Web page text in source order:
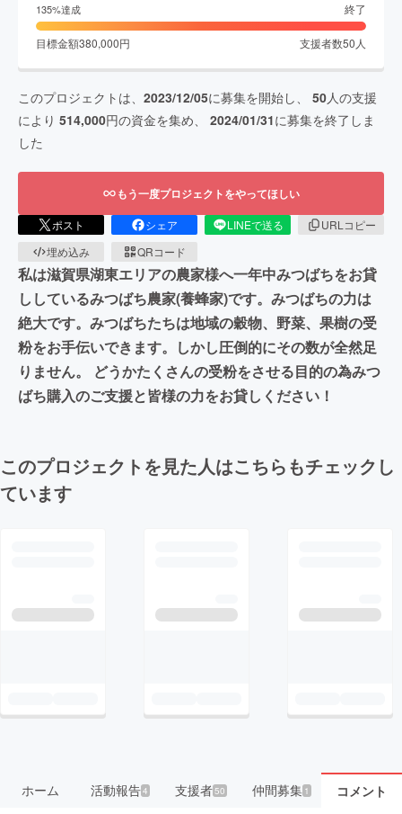
135%達成 終了
目標金額380,000円 支援者数50人
このプロジェクトは、 2023/12/05に募集を開始し、 50人の支援
により 514,000円の資金を集め、 2024/01/31に募集を終了しま
した
もう一度プロジェクトをやってほしい
ポスト シェア LINEで送る
URLコピー
埋め込み
QRコード
私は滋賀県湖東エリアの農家様へ一年中みつばちをお貸
ししているみつばち農家(養蜂家)です。みつばちの力は
絶大です。みつばちたちは地域の穀物、野菜、果樹の受
粉をお手伝いできます。しかし圧倒的にその数が全然足
りません。 どうかたくさんの受粉をさせる目的の為みつ
ばち購入のご支援と皆様の力をお貸しください！
このプロジェクトを見た人はこちらもチェックし
ています
ホーム 活動報告4 支援者50 仲間募集 1 コメント